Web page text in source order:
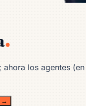
.
ahora los agentes
→